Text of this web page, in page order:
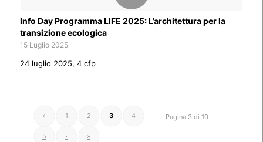
Info Day Programma LIFE 2025: L’architettura per la
transizione ecologica
15 Luglio 2025
24 luglio 2025, 4 cfp
Pagina 3 di 10
‹ 1 2 3 4
5 › »